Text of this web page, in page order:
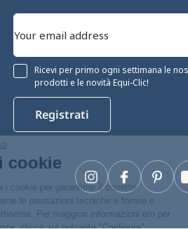
Gestione dei cookie
Il nostro sito web utilizza i cookie per
funzionamento, ottimizzarne le prestazioni
misurare la pubblicità pertinente. Per
modificare le tue preferenze, clicca sul
Ricevi per primo ogni settimana le
prodotti e le novità Equi-Clic!
Registrati
Facebook
Instagram